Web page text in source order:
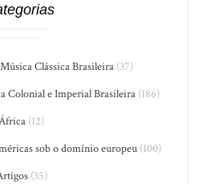
Clássica Brasileira (37)
Colonial e Imperial Brasileira (186)
(12)
sob o domínio europeu(100)
(35)